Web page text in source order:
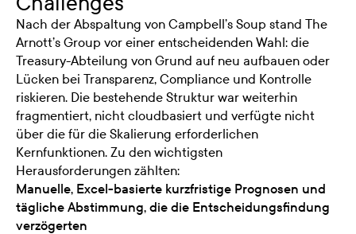
Nach der Abspaltung von Campbell’s Soup stand The
Arnott’s Group vor einer entscheidenden Wahl: die
Treasury-Abteilung von Grund auf neu aufbauen oder
Lücken bei Transparenz, Compliance und Kontrolle
riskieren. Die bestehende Struktur war weiterhin
fragmentiert, nicht cloudbasiert und verfügte nicht
über die für die Skalierung erforderlichen
Kernfunktionen. Zu den wichtigsten
Herausforderungen zählten:
Manuelle, Excel-basierte kurzfristige Prognosen und
tägliche Abstimmung, die die Entscheidungsfindung
verzögerten